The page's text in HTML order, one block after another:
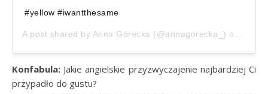
#yellow #iwantthesame
A post shared by Anna Górecka (@annagorecka_) on
Konfabula: Jakie angielskie przyzwyczajenie najbardziej Ci
przypadło do gustu?